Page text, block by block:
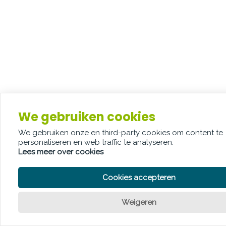
We gebruiken cookies
We gebruiken onze en third-party cookies om content te
personaliseren en web traffic te analyseren.
Lees meer over cookies
Cookies accepteren
Weigeren